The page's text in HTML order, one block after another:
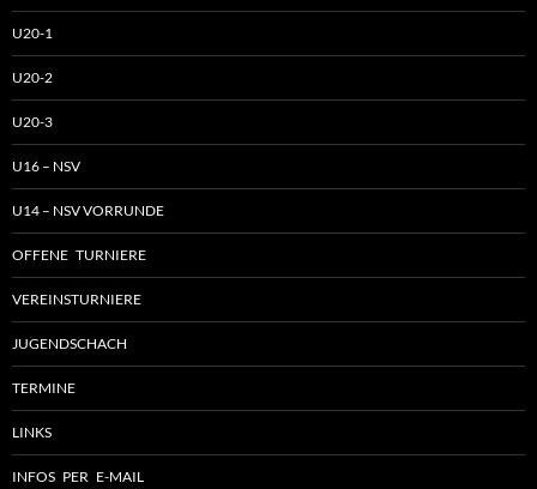
U20-1
U20-2
U20-3
U16 – NSV
U14 – NSV VORRUNDE
OFFENE TURNIERE
VEREINSTURNIERE
JUGENDSCHACH
TERMINE
LINKS
INFOS PER E-MAIL